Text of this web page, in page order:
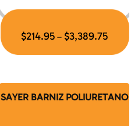
$214.95 –$3,389.75
SAYER BARNIZ POLIURETANO